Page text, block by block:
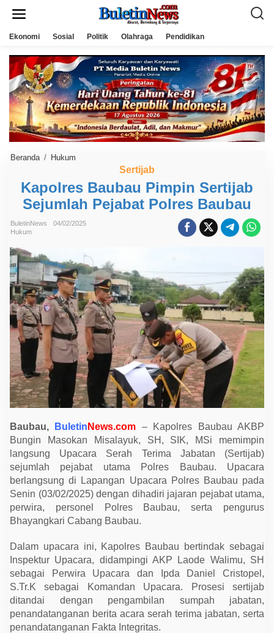
Ekonomi Sosial Politik Olahraga Pendidikan
Beranda / Hukum
o
l
r
e
s
a
u
P
i
m
p
i
n
S
e
r
t
i
a
b
e
j
u
m
l
a
e
j
b
t
P
o
l
r
e
s
B
a
u
Sertijab
Kapolres Baubau Pimpin Sertijab
Sejumlah Pejabat Polres Baubau
BuletinNews
04/02/2025
Hukum
Baubau, Buletin News.com – Kapolres Baubau AKBP
Bungin Masokan Misalayuk, SH, SIK, MSi memimpin
langsung Upacara Serah Terima Jabatan (Sertijab)
sejumlah pejabat utama Polres Baubau. Upacara
berlangsung di Lapangan Upacara Polres Baubau pada
Senin (03/02/2025) dengan dihadiri jajaran pejabat utama,
perwira, personel Polres Baubau, serta pengurus
Bhayangkari Cabang Baubau.
Dalam upacara ini, Kapolres Baubau bertindak sebagai
Inspektur Upacara, didampingi AKP Laode Walimu, SH
sebagai Perwira Upacara dan Ipda Daniel Cristopel,
S.Tr.K sebagai Komandan Upacara. Prosesi sertijab
ditandai dengan pengambilan sumpah jabatan,
penandatanganan berita acara serah terima jabatan, serta
penandatanganan Fakta Integritas.